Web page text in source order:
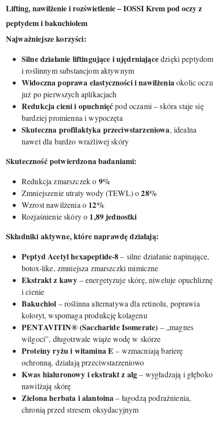
Lifting, nawilżenie i rozświetlenie – IOSSI Krem pod oczy z
peptydem i bakuchiolem
Najważniejsze korzyści:
Silne działanie liftingujące i ujędrniającedzięki peptydom
i roślinnym substancjom aktywnym
Widoczna poprawa elastyczności i nawilżeniaokolic oczu
już po pierwszych aplikacjach
Redukcja cieni i opuchnięćpod oczami – skóra staje się
bardziej promienna i wypoczęta
Skuteczna profilaktyka przeciwstarzeniowa, idealna
nawet dla bardzo wrażliwej skóry
Skuteczność potwierdzona badaniami:
Redukcja zmarszczek o 9%
Zmniejszenie utraty wody (TEWL) o28%
Wzrost nawilżenia o 12%
Rozjaśnienie skóry o 1,89 jednostki
Składniki aktywne, które naprawdę działają:
Peptyd Acetyl hexapeptide-8– silne działanie napinające,
botox-like, zmniejsza zmarszczki mimiczne
Ekstrakt z kawy – energetyzuje skórę, niweluje opuchliznę
i cienie
Bakuchiol – roślinna alternatywa dla retinolu, poprawia
koloryt, wspomaga produkcję kolagenu
PENTAVITIN® (Saccharide Isomerate) – „magnes
wilgoci”, długotrwale wiąże wodę w skórze
Proteiny ryżu i witamina E – wzmacniają barierę
ochronną, działają przeciwstarzeniowo
Kwas hialuronowy i ekstrakt z alg– wygładzają i głęboko
nawilżają skórę
Zielona herbata i alantoina– łagodzą podrażnienia,
chronią przed stresem oksydacyjnym